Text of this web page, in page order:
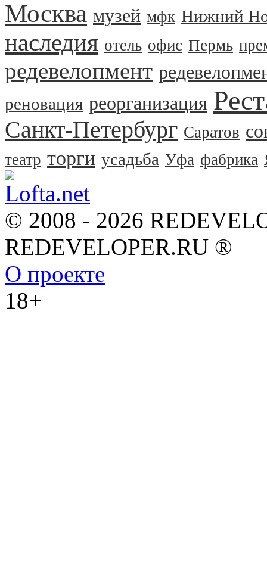
Москва музей мфк Нижний
наследия отель офис Пермь
редевелопмент
реновация реорганизация
Санкт-Петербург Саратов
театр торги усадьба Уфа фабрика
© 2008 - 2026
REDEVELOPER.RU ®
О проекте
18+